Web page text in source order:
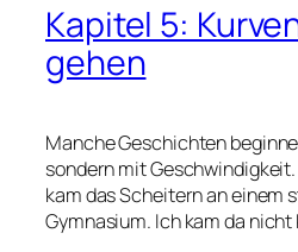
Kapitel 5:
gehen
Manche Geschichten
sondern mit
kam das Scheitern an einem
Gymnasium. Ich kam da nicht